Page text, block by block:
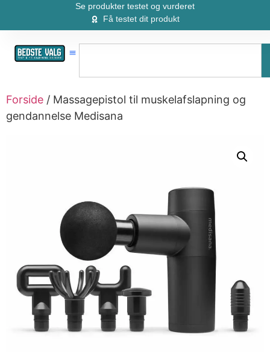
Se produkter testet og vurderet
Få testet dit produkt
Forside / Massagepistol til muskelafslapning og
gendannelse Medisana